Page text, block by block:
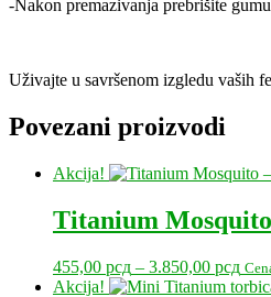
-Nakon premazivanja prebrišite
Uživajte u savršenom izgledu vaših
Povezani proizvodi
Akcija!
Titanium
455,00 рсд – 3.850,00 рсд
Akcija!